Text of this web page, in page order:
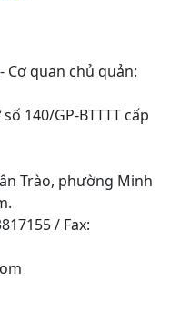
- Cơ quan chủ quản:
140/GP-BTTTT cấp
Trào, phường Minh
/ Fax: